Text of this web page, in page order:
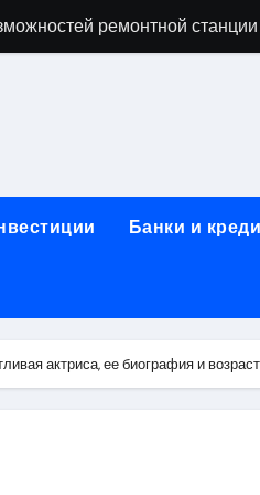
ремонтной станции
изоляции для
онлайн-образования в
регистрация,
в USDT: механизм
Банки и
актриса, ее биография и